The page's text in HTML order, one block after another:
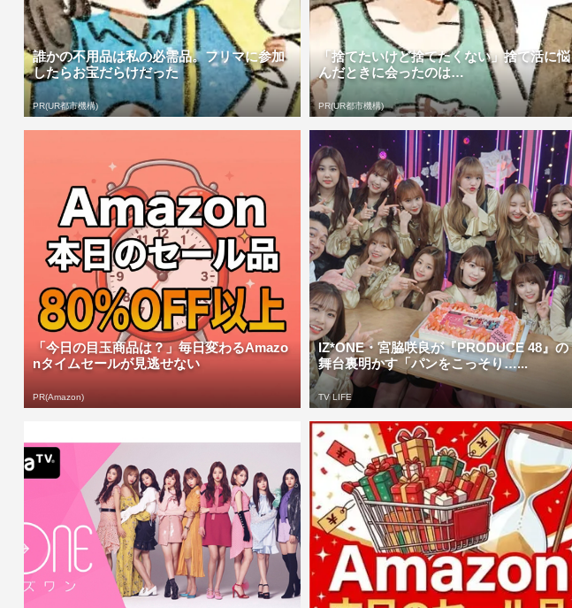
誰かの不用品は私の必需品。フリマに参加
したらお宝だらけだった
PR(UR都市機構)
「捨てたいけど捨てたくない」捨て活に悩
んだときに会ったのは…
PR(UR都市機構)
「今日の目玉商品は？」毎日変わるAmazo
nタイムセールが見逃せない
PR(Amazon)
IZ*ONE・宮脇咲良が『PRODUCE 48』の
舞台裏明かす「パンをこっそり…...
TV LIFE